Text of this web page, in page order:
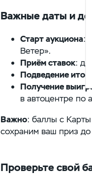
Важные даты и
Старт аукциона:
Ветер».
Приём ставок: до
Подведение
Получение
в автоцентре по
Важно: баллы с
сохраним ваш приз
Проверьте свой